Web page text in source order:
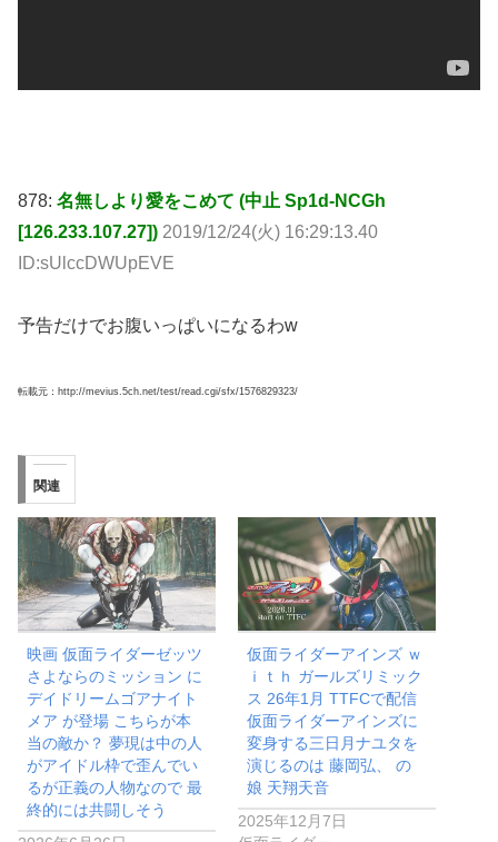
878: 名無しより愛をこめて (中止 Sp1d-NCGh
[126.233.107.27]) 2019/12/24(火) 16:29:13.40
ID:sUlccDWUpEVE
予告だけでお腹いっぱいになるわw
転載元：http://mevius.5ch.net/test/read.cgi/sfx/1576829323/
関連
映画 仮面ライダーゼッツ
さよならのミッション に
デイドリームゴアナイト
メア が登場 こちらが本
当の敵か？ 夢現は中の人
がアイドル枠で歪んでい
るが正義の人物なので 最
終的には共闘しそう
仮面ライダーアインズ ｗ
ｉｔｈ ガールズリミック
ス 26年1月 TTFCで配信
仮面ライダーアインズに
変身する三日月ナユタを
演じるのは 藤岡弘、 の
娘 天翔天音
2025年12月7日